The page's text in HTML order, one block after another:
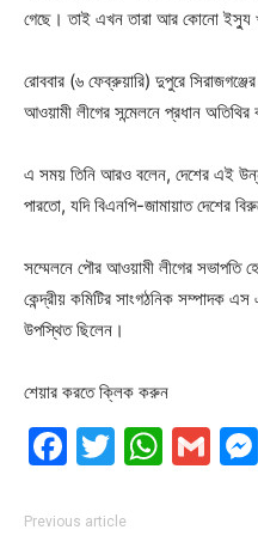
গেছে। তাই এখন তারা আর কোনো ইস্যু
রোববার (৬ ফেব্রুয়ারি) দুপুরে
আওয়ামী লীগের সন্মেলনে প্রধান
এ সময় তিনি আরও বলেন, দেশের এই
পারতো, যদি বিএনপি-জামায়াত দেশের
সম্মেলনে পৌর আওয়ামী লীগের সভাপতি
কেন্দ্রীয় কমিটির সাংগঠনিক সম্পাদক
উপস্থিত ছিলেন।
শেয়ার করতে ক্লিক করুন
Facebook
Twitter
Previous article